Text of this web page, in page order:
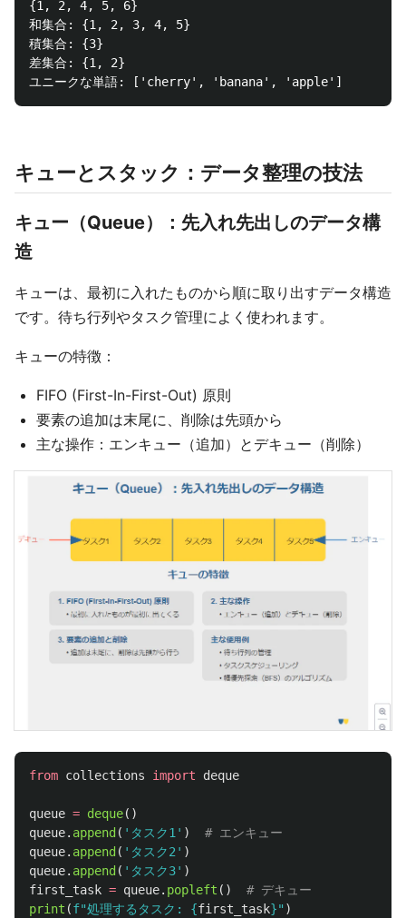
{1, 2, 4, 5, 6}
和集合: {1, 2, 3, 4, 5}
積集合: {3}
差集合: {1, 2}
キューとスタック：データ整理の技法
キュー（Queue）：先入れ先出しのデータ構
造
キューは、最初に入れたものから順に取り出すデータ構造
です。待ち行列やタスク管理によく使われます。
キューの特徴：
FIFO (First-In-First-Out) 原則
要素の追加は末尾に、削除は先頭から
主な操作：エンキュー（追加）とデキュー（削除）
from collections import deque
queue = deque()
queue. append ( ' タスク1 ' )
queue. append ( ' タスク2 ' )
queue. append ( ' タスク3' )
first_task = queue. popleft ()
print (f"処理するタスク: {first_task}" )